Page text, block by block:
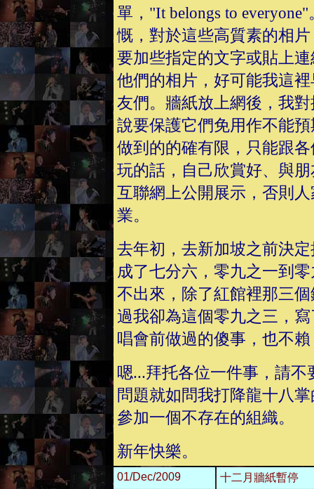
單，"It belongs to
慨，對於這些高質素的相
要加些指定的文字或貼上
他們的相片，好可能我這
友們。牆紙放上網後，我
說要保護它們免用作不能
做到的的確有限，只能跟
玩的話，自己欣賞好、與
互聯網上公開展示，否則
業。
去年初，去新加坡之前決
成了七分六，零九之一到
不出來，除了紅館裡那三
過我卻為這個零九之三，
唱會前做過的傻事，也不
嗯...拜托各位一件事，請
問題就如問我打降龍十八
參加一個不存在的組織。
新年快樂。
01/Dec/2009
十二月牆紙暫停